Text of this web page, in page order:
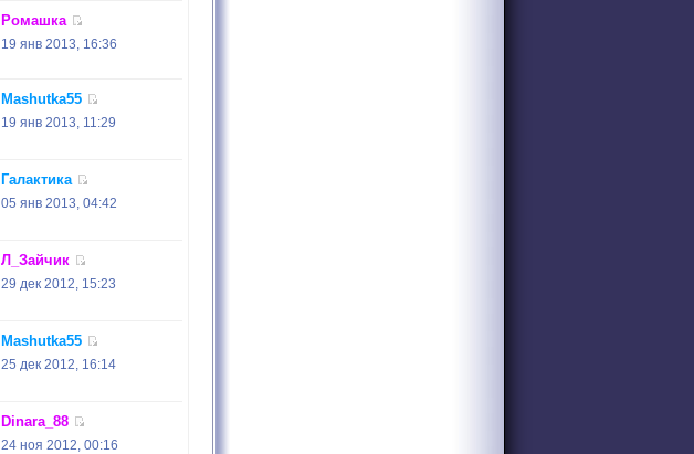
Ромашка
19 янв 2013, 16:36
Mashutka55
19 янв 2013, 11:29
Галактика
05 янв 2013, 04:42
Л_Зайчик
29 дек 2012, 15:23
Mashutka55
25 дек 2012, 16:14
Dinara_88
24 ноя 2012, 00:16